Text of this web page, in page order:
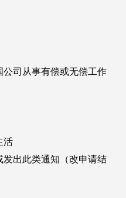
司从事有偿或无偿工作
活
出此类通知（改申请结